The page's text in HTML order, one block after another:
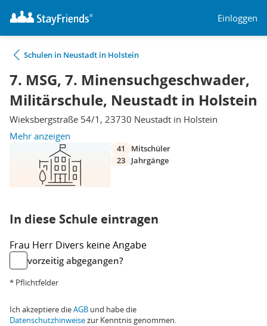
Einloggen
Schulen in Neustadt in Holstein
7. MSG, 7. Minensuchgeschwader,
Militärschule, Neustadt in Holstein
Wieksbergstraße 54/1, 23730 Neustadt in Holstein
Mehr anzeigen
41
Mitschüler
23
Jahrgänge
In diese Schule eintragen
Frau Herr Divers keine Angabe
vorzeitig abgegangen?
* Pflichtfelder
Ich akzeptiere dieAGB und habe die
Datenschutzhinweisezur Kenntnis genommen.